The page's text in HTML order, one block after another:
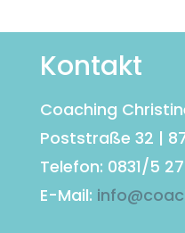
Kontakt
Coaching
Poststraße 32 |
Telefon: 0831/5
E-Mail: